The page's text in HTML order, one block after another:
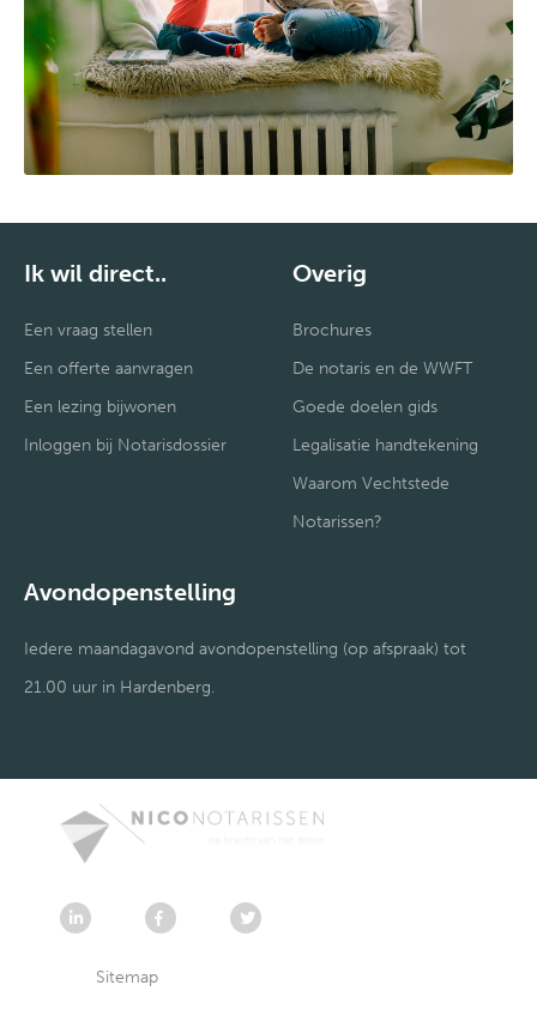
Ik wil direct..
Een vraag stellen
Een offerte aanvragen
Een lezing bijwonen
Inloggen bij Notarisdossier
Overig
Brochures
De notaris en de WWFT
Goede doelen gids
Legalisatie handtekening
Waarom Vechtstede
Notarissen?
Avondopenstelling
Iedere maandagavond avondopenstelling (op afspraak) tot
21.00 uur in Hardenberg.
Sitemap